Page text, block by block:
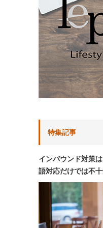
特集記事
インバウンド対策
語対応だけでは不